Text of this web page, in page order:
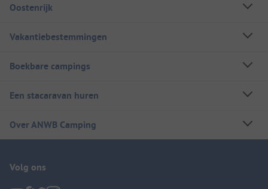
Oostenrijk
Vakantiebestemmingen
Boekbare campings
Een stacaravan huren
Over ANWB Camping
Volg ons